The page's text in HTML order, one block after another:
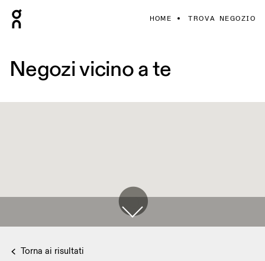
HOME TROVA NEGOZIO
Negozi vicino a te
Torna ai risultati